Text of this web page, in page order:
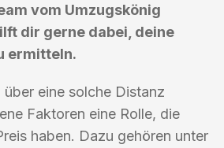
vom Umzugskönig
dir gerne dabei, deine
ermitteln.
über eine solche Distanz
Faktoren eine Rolle, die
haben. Dazu gehören unter